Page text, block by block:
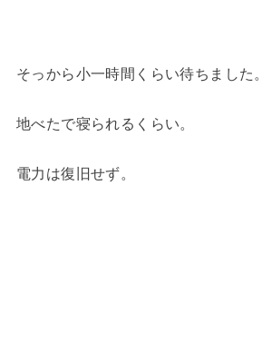
そっから小一時間くらい待ちました。
地べたで寝られるくらい。
電力は復旧せず。